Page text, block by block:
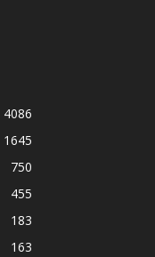
4086
1645
750
455
183
163